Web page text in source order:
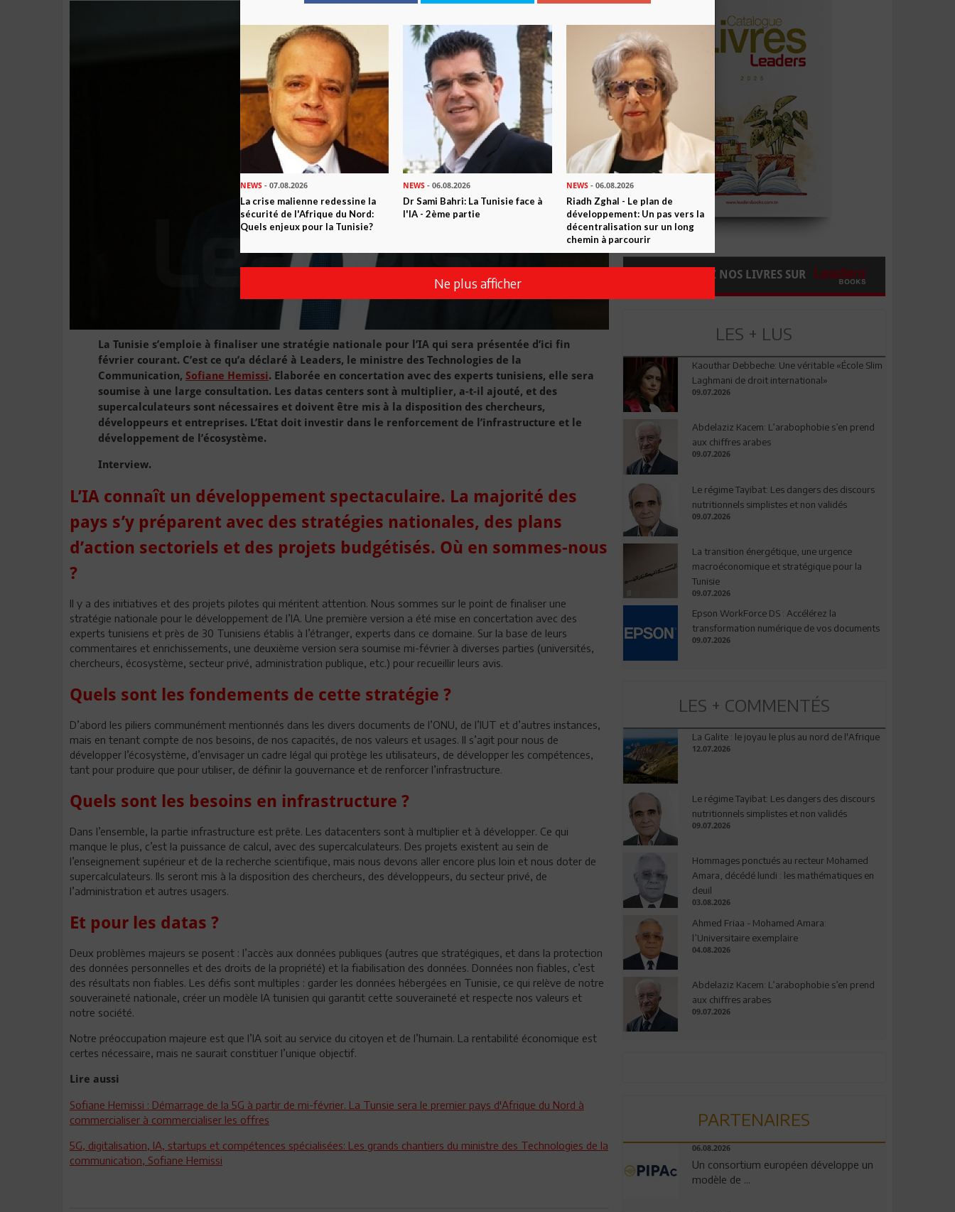
La Tunisie s’emploie à finaliser une stratégie nationale pour l’IA qui sera présentée d’ici fin
février courant. C’est ce qu’a déclaré à Leaders, le ministre des Technologies de la
Communication, Sofiane Hemissi. Elaborée en concertation avec des experts tunisiens, elle sera
soumise à une large consultation. Les datas centers sont à multiplier, a-t-il ajouté, et des
supercalculateurs sont nécessaires et doivent être mis à la disposition des chercheurs,
développeurs et entreprises. L’Etat doit investir dans le renforcement de l’infrastructure et le
développement de l’écosystème.
Interview.
L’IA connaît un développement spectaculaire. La majorité des
pays s’y préparent avec des stratégies nationales, des plans
d’action sectoriels et des projets budgétisés. Où en sommes-nous
?
Il y a des initiatives et des projets pilotes qui méritent attention. Nous sommes sur le point de finaliser une
stratégie nationale pour le développement de l’IA. Une première version a été mise en concertation avec des
experts tunisiens et près de 30 Tunisiens établis à l’étranger, experts dans ce domaine. Sur la base de leurs
commentaires et enrichissements, une deuxième version sera soumise mi-février à diverses parties (universités,
chercheurs, écosystème, secteur privé, administration publique, etc.) pour recueillir leurs avis.
Quels sont les fondements de cette stratégie ?
D’abord les piliers communément mentionnés dans les divers documents de l’ONU, de l’IUT et d’autres instances,
mais en tenant compte de nos besoins, de nos capacités, de nos valeurs et usages. Il s’agit pour nous de
développer l’écosystème, d’envisager un cadre légal qui protège les utilisateurs, de développer les compétences,
tant pour produire que pour utiliser, de définir la gouvernance et de renforcer l’infrastructure.
Quels sont les besoins en infrastructure ?
Dans l’ensemble, la partie infrastructure est prête. Les datacenters sont à multiplier et à développer. Ce qui
manque le plus, c’est la puissance de calcul, avec des supercalculateurs. Des projets existent au sein de
l’enseignement supérieur et de la recherche scientifique, mais nous devons aller encore plus loin et nous doter de
supercalculateurs. Ils seront mis à la disposition des chercheurs, des développeurs, du secteur privé, de
l’administration et autres usagers.
Et pour les datas ?
Deux problèmes majeurs se posent : l’accès aux données publiques (autres que stratégiques, et dans la protection
des données personnelles et des droits de la propriété) et la fiabilisation des données. Données non fiables, c’est
des résultats non fiables. Les défis sont multiples : garder les données hébergées en Tunisie, ce qui relève de notre
souveraineté nationale, créer un modèle IA tunisien qui garantit cette souveraineté et respecte nos valeurs et
notre société.
Notre préoccupation majeure est que l’IA soit au service du citoyen et de l’humain. La rentabilité économique est
certes nécessaire, mais ne saurait constituer l’unique objectif.
Lire aussi
Sofiane Hemissi : Démarrage de la 5G à partir de mi-février. La Tunsie sera le premier pays d'Afrique du Nord à
commercialiser à commercialiser les offres
5G, digitalisation, IA, startups et compétences spécialisées: Les grands chantiers du ministre des Technologies de la
communication, Sofiane Hemissi
COMMANDEZ NOS LIVRES SUR
LES + LUS
Kaouthar Debbeche: Une véritable «École Slim
Laghmani de droit international»
09.07.2026
Abdelaziz Kacem: L’arabophobie s’en prend
aux chiffres arabes
09.07.2026
Le régime Tayibat: Les dangers des discours
nutritionnels simplistes et non validés
09.07.2026
La transition énergétique, une urgence
macroéconomique et stratégique pour la
Tunisie
09.07.2026
Epson WorkForce DS : Accélérez la
transformation numérique de vos documents
09.07.2026
LES + COMMENTÉS
La Galite : le joyau le plus au nord de l'Afrique
12.07.2026
Le régime Tayibat: Les dangers des discours
nutritionnels simplistes et non validés
09.07.2026
Hommages ponctués au recteur Mohamed
Amara, décédé lundi : les mathématiques en
deuil
03.08.2026
Ahmed Friaa - Mohamed Amara:
l’Universitaire exemplaire
04.08.2026
Abdelaziz Kacem: L’arabophobie s’en prend
aux chiffres arabes
09.07.2026
PARTENAIRES
06.08.2026
Un consortium européen développe un
modèle de ...
NEWS - 07.08.2026
La crise malienne redessine la
sécurité de l'Afrique du Nord:
Quels enjeux pour la Tunisie?
NEWS - 06.08.2026
Dr Sami Bahri: La Tunisie face à
l'IA - 2ème partie
NEWS- 06.08.2026
Riadh Zghal - Le plan de
développement: Un pas vers la
décentralisation sur un long
chemin à parcourir
Ne plus afficher